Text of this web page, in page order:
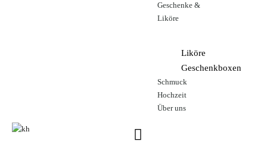
Geschenke &
Liköre
Liköre
Geschenkboxen
Schmuck
Hochzeit
Über uns